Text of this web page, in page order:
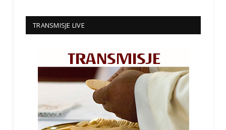
TRANSMISJE LIVE